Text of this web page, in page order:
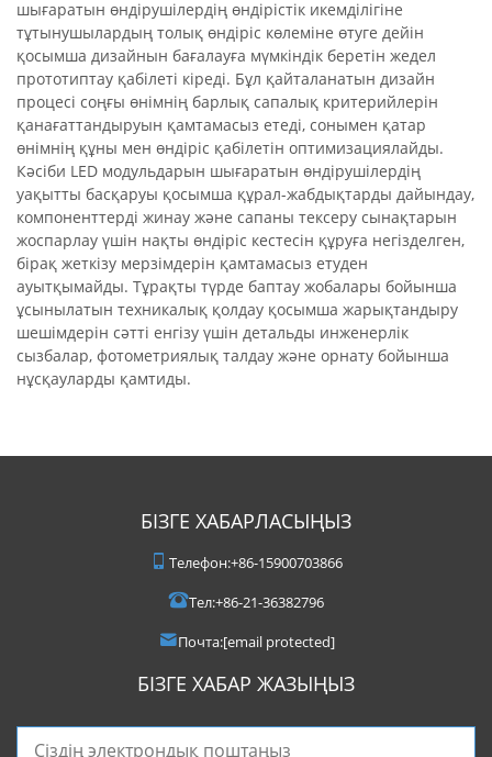
шығаратын өндірушілердің өндірістік икемділігіне
тұтынушылардың толық өндіріс көлеміне өтуге дейін
қосымша дизайнын бағалауға мүмкіндік беретін жедел
прототиптау қабілеті кіреді. Бұл қайталанатын дизайн
процесі соңғы өнімнің барлық сапалық критерийлерін
қанағаттандыруын қамтамасыз етеді, сонымен қатар
өнімнің құны мен өндіріс қабілетін оптимизациялайды.
Кәсіби LED модульдарын шығаратын өндірушілердің
уақытты басқаруы қосымша құрал-жабдықтарды дайындау,
компоненттерді жинау және сапаны тексеру сынақтарын
жоспарлау үшін нақты өндіріс кестесін құруға негізделген,
бірақ жеткізу мерзімдерін қамтамасыз етуден
ауытқымайды. Тұрақты түрде баптау жобалары бойынша
ұсынылатын техникалық қолдау қосымша жарықтандыру
шешімдерін сәтті енгізу үшін детальды инженерлік
сызбалар, фотометриялық талдау және орнату бойынша
нұсқауларды қамтиды.
БІЗГЕ ХАБАРЛАСЫҢЫЗ
Телефон:+86-15900703866
Тел:+86-21-36382796
Почта:[email protected]
БІЗГЕ ХАБАР ЖАЗЫҢЫЗ